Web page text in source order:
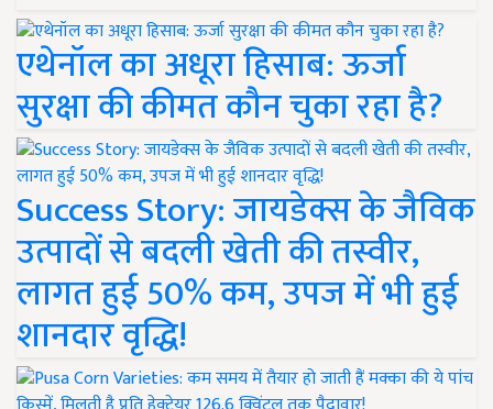
एथेनॉल का अधूरा हिसाब: ऊर्जा
सुरक्षा की कीमत कौन चुका रहा है?
Success Story: जायडेक्स के जैविक
उत्पादों से बदली खेती की तस्वीर,
लागत हुई 50% कम, उपज में भी हुई
शानदार वृद्धि!